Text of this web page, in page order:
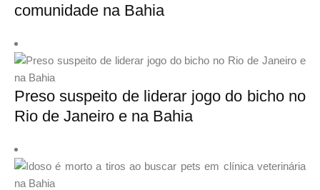
comunidade na Bahia
Preso suspeito de liderar jogo do bicho no
Rio de Janeiro e na Bahia